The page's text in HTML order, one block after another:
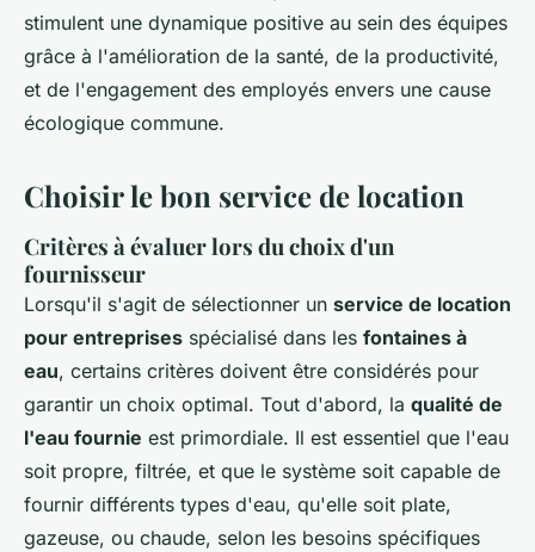
stimulent une dynamique positive au sein des équipes
grâce à l'amélioration de la santé, de la productivité,
et de l'engagement des employés envers une cause
écologique commune.
Choisir le bon service de location
Critères à évaluer lors du choix d'un
fournisseur
Lorsqu'il s'agit de sélectionner un service de location
pour entreprises spécialisé dans les fontaines à
eau, certains critères doivent être considérés pour
garantir un choix optimal. Tout d'abord, la qualité de
l'eau fournie est primordiale. Il est essentiel que l'eau
soit propre, filtrée, et que le système soit capable de
fournir différents types d'eau, qu'elle soit plate,
gazeuse, ou chaude, selon les besoins spécifiques